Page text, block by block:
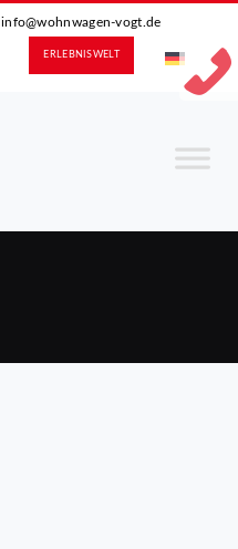
info@wohnwagen-vogt.de
ERLEBNIS­WELT